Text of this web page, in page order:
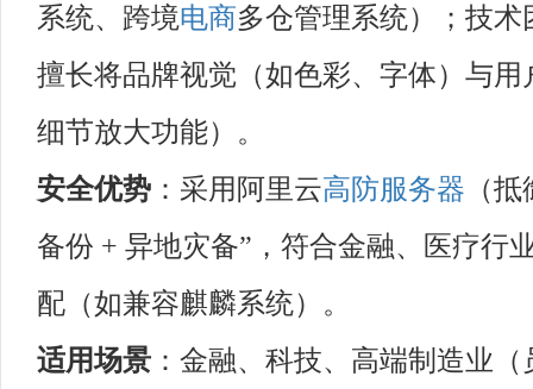
系统、跨境电商多仓管理系统）；技术
擅长将品牌视觉（如色彩、字体）与
细节放大功能）。
安全优势 ：采用阿里云高防服务器 （
备份 + 异地灾备”，符合金融、医疗行
配（如兼容麒麟系统）。
适用场景 ：金融、科技、高端制造业